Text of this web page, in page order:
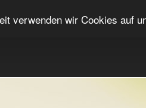
verwenden wir Cookies auf